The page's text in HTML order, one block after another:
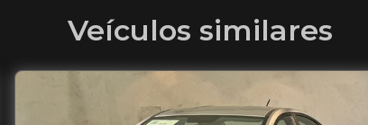
Veículos similares